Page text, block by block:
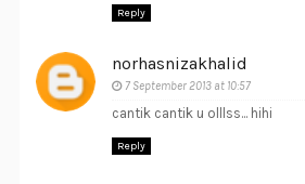
Reply
norhasnizakhalid
7 September 2013 at 10:57
cantik cantik u olllss... hihi
Reply